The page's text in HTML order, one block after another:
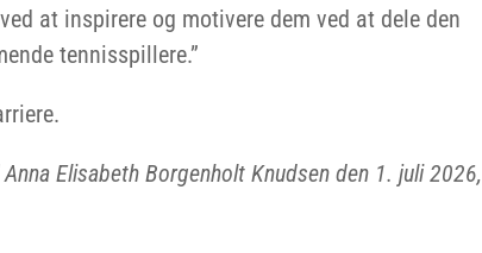
at inspirere og motivere dem ved at dele den
tennisspillere.”
Elisabeth Borgenholt Knudsen den 1. juli 2026,